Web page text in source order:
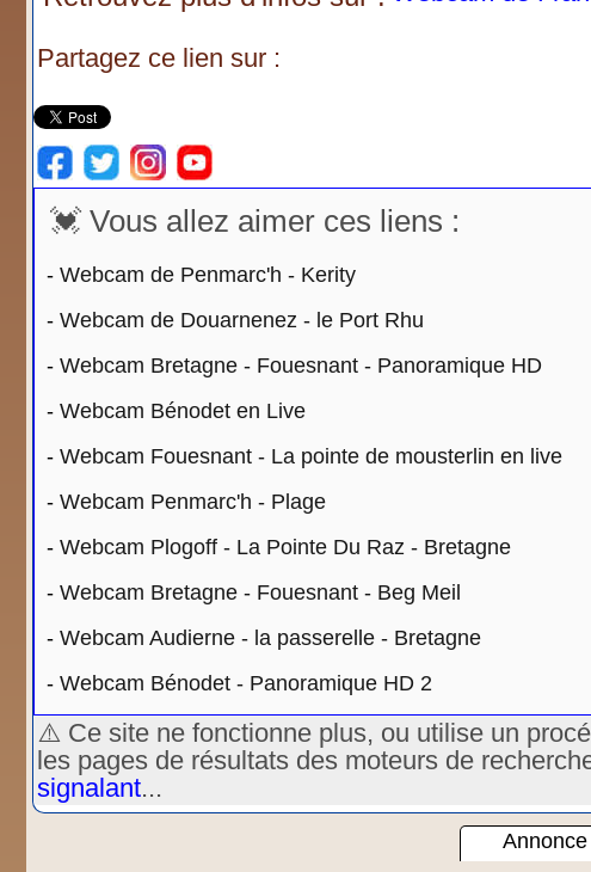
Partagez ce lien sur :
💓 Vous allez aimer ces liens :
- Webcam de Penmarc'h - Kerity
- Webcam de Douarnenez - le Port Rhu
- Webcam Bretagne - Fouesnant - Panoramique HD
- Webcam Bénodet en Live
- Webcam Fouesnant - La pointe de mousterlin en live
- Webcam Penmarc'h - Plage
- Webcam Plogoff - La Pointe Du Raz - Bretagne
- Webcam Bretagne - Fouesnant - Beg Meil
- Webcam Audierne - la passerelle - Bretagne
- Webcam Bénodet - Panoramique HD 2
⚠️ Ce site ne fonctionne plus, ou utilise un
les pages de résultats des moteurs de
signalant...